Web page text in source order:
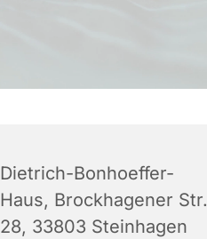
Dietrich-Bonhoeffer-
Haus, Brockhagener Str.
28, 33803 Steinhagen